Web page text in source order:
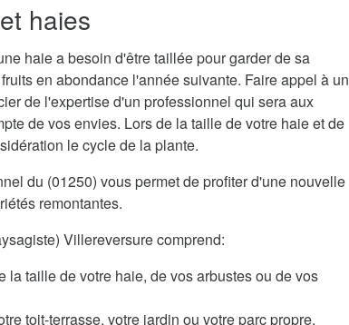
haies
haie a besoin d'être taillée pour garder de sa
en abondance l'année suivante. Faire appel à un
de l'expertise d'un professionnel qui sera aux
de vos envies. Lors de la taille de votre haie et de
le cycle de la plante.
du (01250) vous permet de profiter d'une nouvelle
remontantes.
Villereversure comprend:
la taille de votre haie, de vos arbustes ou de vos
toit-terrasse, votre jardin ou votre parc propre.